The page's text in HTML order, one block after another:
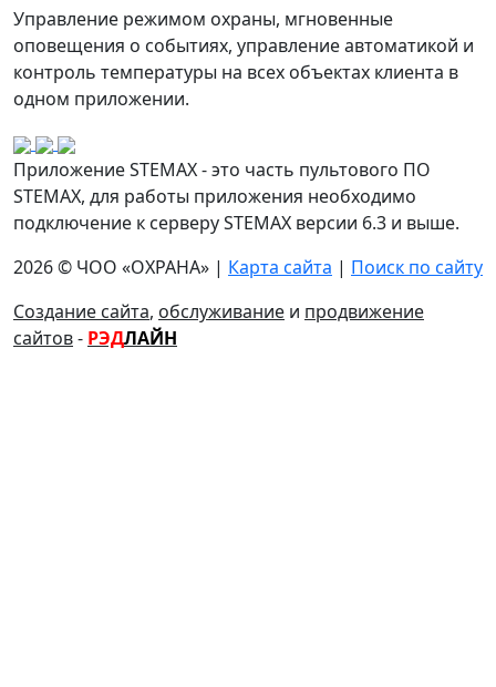
Управление режимом охраны, мгновенные
оповещения о событиях, управление автоматикой и
контроль температуры на всех объектах клиента в
одном приложении.
Приложение STEMAX - это часть пультового ПО
STEMAX, для работы приложения необходимо
подключение к серверу STEMAX версии 6.3 и выше.
2026 © ЧОО «ОХРАНА» | Карта сайта | Поиск по сайту
Создание сайта, обслуживание и продвижение
сайтов- РЭДЛАЙН